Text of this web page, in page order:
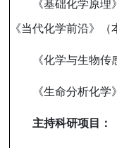
《基础化学原
《当代化学前沿》（
《化学与生物传
《生命分析化学
主持科研项目：